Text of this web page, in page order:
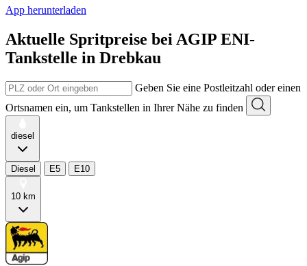
App herunterladen
Aktuelle Spritpreise bei AGIP ENI-
Tankstelle in Drebkau
Geben Sie eine Postleitzahl oder einen
Ortsnamen ein, um Tankstellen in Ihrer Nähe zu finden
diesel
Diesel E5 E10
10 km